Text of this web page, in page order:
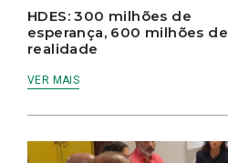
HDES: 300 milhões de
esperança, 600 milhões de
realidade
VER MAIS